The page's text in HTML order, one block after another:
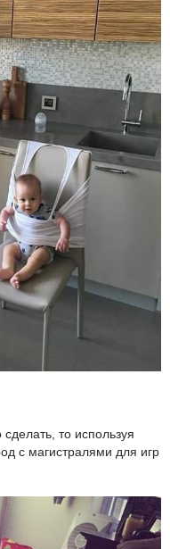
то используя
с магистралями для игр